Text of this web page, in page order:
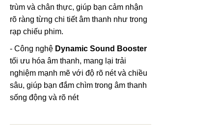
trùm và chân thực, giúp bạn cảm nhận
rõ ràng từng chi tiết âm thanh như trong
rạp chiếu phim.
- Công nghệ Dynamic Sound Booster
tối ưu hóa âm thanh, mang lại trải
nghiệm mạnh mẽ với độ rõ nét và chiều
sâu, giúp bạn đắm chìm trong âm thanh
sống động và rõ nét